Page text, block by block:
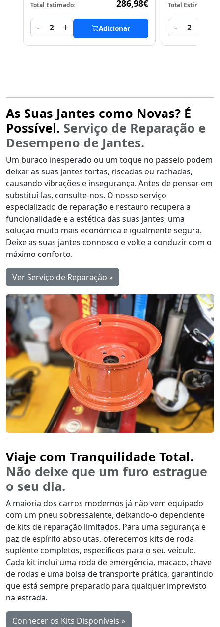
Total Estimado: 286,98€
- 2 + Adicionar
Total Estimado:
- 2
As Suas Jantes como Novas? É
Possível. Serviço de Reparação e
Desempeno de Jantes.
Um buraco inesperado ou um toque no passeio podem
deixar as suas jantes tortas, riscadas ou rachadas,
causando vibrações e insegurança. Antes de pensar em
substituí-las, consulte-nos. O nosso serviço
especializado de reparação e restauro recupera a
funcionalidade e a estética das suas jantes, uma
solução muito mais económica e igualmente segura.
Deixe as suas jantes connosco e volte a conduzir com o
máximo conforto.
Ver Serviço de Reparação »
Viaje com Tranquilidade Total.
Não deixe que um furo estrague
o seu dia.
A maioria dos carros modernos já não vem equipado
com um pneu sobressalente, deixando-o dependente
de kits de reparação limitados. Para uma segurança e
paz de espírito absolutas, oferecemos kits de roda
suplente completos, específicos para o seu veículo.
Cada kit inclui uma roda de emergência, macaco, chave
de rodas e uma bolsa de transporte prática, garantindo
que está sempre preparado para qualquer imprevisto
na estrada.
Conhecer os Kits Disponíveis »